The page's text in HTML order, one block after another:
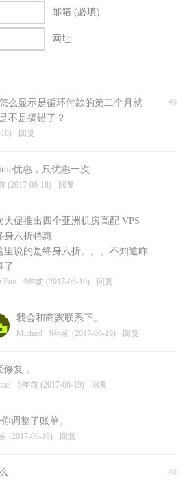
邮箱 (必填)
网址
#0
么显示是循环付款的第二个月就
不是搞错了？
回复
优惠，只优惠一次
(2017-06-18) 回复
大促推出四个亚洲机房高配 VPS
身六折特惠
里说的是终身六折。。。不知道咋
了
Foo 9年前 (2017-06-19) 回复
我会和商家联系下。
Michael 9年前 (2017-06-19) 回复
修复 。
9年前 (2017-06-19) 回复
调整了账单。
(2017-06-19) 回复
#0